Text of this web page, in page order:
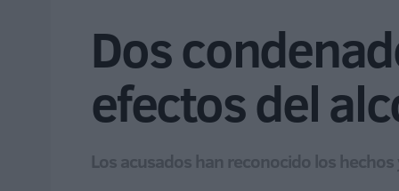
Dos
efectos del
Los acusados han reconocido los